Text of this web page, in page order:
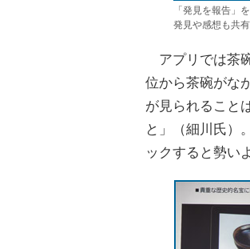
「発見を報告」
発見や感想も共
アプリでは茶
位から茶碗がな
が見られること
と」（細川氏）
ックすると勢い